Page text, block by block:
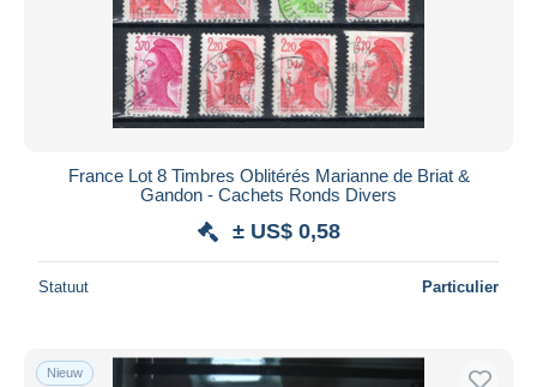
France Lot 8 Timbres Oblitérés Marianne de Briat &
Gandon - Cachets Ronds Divers
± US$ 0,58
Statuut Particulier
Nieuw